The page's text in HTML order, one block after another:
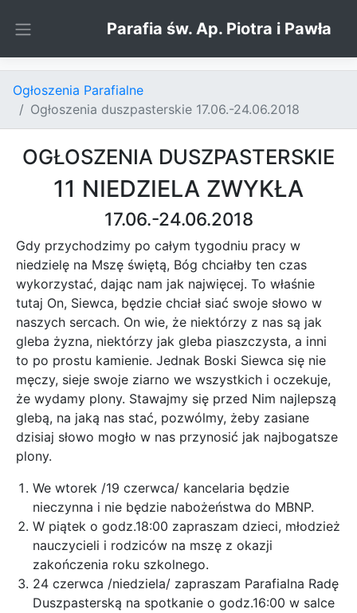
Parafia św. Ap. Piotra i Pawła
Ogłoszenia Parafialne
Ogłoszenia duszpasterskie 17.06.-24.06.2018
OGŁOSZENIA DUSZPASTERSKIE
11 NIEDZIELA ZWYKŁA
17.06.-24.06.2018
Gdy przychodzimy po całym tygodniu pracy w
niedzielę na Mszę świętą, Bóg chciałby ten czas
wykorzystać, dając nam jak najwięcej. To właśnie
tutaj On, Siewca, będzie chciał siać swoje słowo w
naszych sercach. On wie, że niektórzy z nas są jak
gleba żyzna, niektórzy jak gleba piaszczysta, a inni
to po prostu kamienie. Jednak Boski Siewca się nie
męczy, sieje swoje ziarno we wszystkich i oczekuje,
że wydamy plony. Stawajmy się przed Nim najlepszą
glebą, na jaką nas stać, pozwólmy, żeby zasiane
dzisiaj słowo mogło w nas przynosić jak najbogatsze
plony.
We wtorek /19 czerwca/ kancelaria będzie
nieczynna i nie będzie nabożeństwa do MBNP.
W piątek o godz.18:00 zapraszam dzieci, młodzież
nauczycieli i rodziców na mszę z okazji
zakończenia roku szkolnego.
24 czerwca /niedziela/ zapraszam Parafialna Radę
Duszpasterską na spotkanie o godz.16:00 w salce